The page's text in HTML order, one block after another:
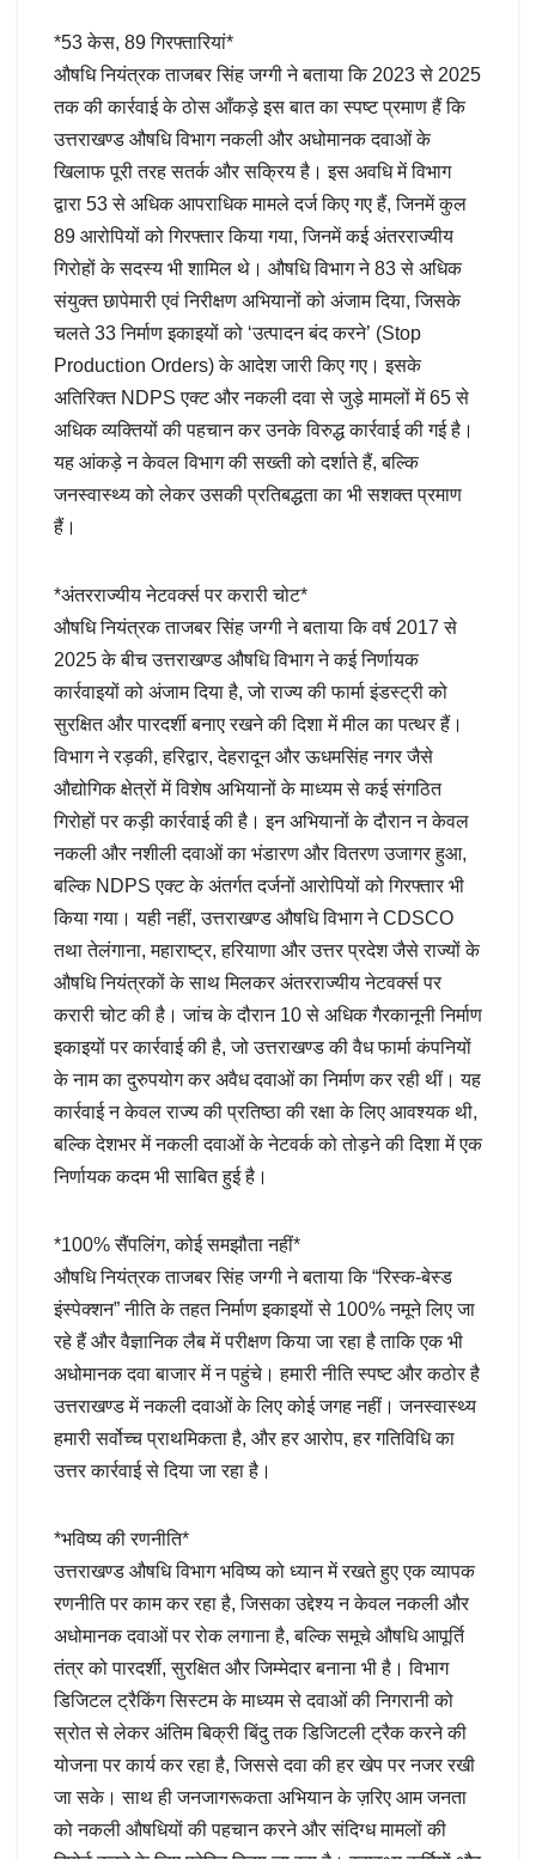
*53 केस, 89 गिरफ्तारियां*
औषधि नियंत्रक ताजबर सिंह जग्गी ने बताया कि 2023 से 2025
तक की कार्रवाई के ठोस आँकड़े इस बात का स्पष्ट प्रमाण हैं कि
उत्तराखण्ड औषधि विभाग नकली और अधोमानक दवाओं के
खिलाफ पूरी तरह सतर्क और सक्रिय है। इस अवधि में विभाग
द्वारा 53 से अधिक आपराधिक मामले दर्ज किए गए हैं, जिनमें कुल
89 आरोपियों को गिरफ्तार किया गया, जिनमें कई अंतरराज्यीय
गिरोहों के सदस्य भी शामिल थे। औषधि विभाग ने 83 से अधिक
संयुक्त छापेमारी एवं निरीक्षण अभियानों को अंजाम दिया, जिसके
चलते 33 निर्माण इकाइयों को ‘उत्पादन बंद करने’ (Stop
Production Orders) के आदेश जारी किए गए। इसके
अतिरिक्त NDPS एक्ट और नकली दवा से जुड़े मामलों में 65 से
अधिक व्यक्तियों की पहचान कर उनके विरुद्ध कार्रवाई की गई है।
यह आंकड़े न केवल विभाग की सख्ती को दर्शाते हैं, बल्कि
जनस्वास्थ्य को लेकर उसकी प्रतिबद्धता का भी सशक्त प्रमाण
हैं।
*अंतरराज्यीय नेटवर्क्स पर करारी चोट*
औषधि नियंत्रक ताजबर सिंह जग्गी ने बताया कि वर्ष 2017 से
2025 के बीच उत्तराखण्ड औषधि विभाग ने कई निर्णायक
कार्रवाइयों को अंजाम दिया है, जो राज्य की फार्मा इंडस्ट्री को
सुरक्षित और पारदर्शी बनाए रखने की दिशा में मील का पत्थर हैं।
विभाग ने रड़की, हरिद्वार, देहरादून और ऊधमसिंह नगर जैसे
औद्योगिक क्षेत्रों में विशेष अभियानों के माध्यम से कई संगठित
गिरोहों पर कड़ी कार्रवाई की है। इन अभियानों के दौरान न केवल
नकली और नशीली दवाओं का भंडारण और वितरण उजागर हुआ,
बल्कि NDPS एक्ट के अंतर्गत दर्जनों आरोपियों को गिरफ्तार भी
किया गया। यही नहीं, उत्तराखण्ड औषधि विभाग ने CDSCO
तथा तेलंगाना, महाराष्ट्र, हरियाणा और उत्तर प्रदेश जैसे राज्यों के
औषधि नियंत्रकों के साथ मिलकर अंतरराज्यीय नेटवर्क्स पर
करारी चोट की है। जांच के दौरान 10 से अधिक गैरकानूनी निर्माण
इकाइयों पर कार्रवाई की है, जो उत्तराखण्ड की वैध फार्मा कंपनियों
के नाम का दुरुपयोग कर अवैध दवाओं का निर्माण कर रही थीं। यह
कार्रवाई न केवल राज्य की प्रतिष्ठा की रक्षा के लिए आवश्यक थी,
बल्कि देशभर में नकली दवाओं के नेटवर्क को तोड़ने की दिशा में एक
निर्णायक कदम भी साबित हुई है।
*100% सैंपलिंग, कोई समझौता नहीं*
औषधि नियंत्रक ताजबर सिंह जग्गी ने बताया कि “रिस्क-बेस्ड
इंस्पेक्शन” नीति के तहत निर्माण इकाइयों से 100% नमूने लिए जा
रहे हैं और वैज्ञानिक लैब में परीक्षण किया जा रहा है ताकि एक भी
अधोमानक दवा बाजार में न पहुंचे। हमारी नीति स्पष्ट और कठोर है
उत्तराखण्ड में नकली दवाओं के लिए कोई जगह नहीं। जनस्वास्थ्य
हमारी सर्वोच्च प्राथमिकता है, और हर आरोप, हर गतिविधि का
उत्तर कार्रवाई से दिया जा रहा है।
*भविष्य की रणनीति*
उत्तराखण्ड औषधि विभाग भविष्य को ध्यान में रखते हुए एक व्यापक
रणनीति पर काम कर रहा है, जिसका उद्देश्य न केवल नकली और
अधोमानक दवाओं पर रोक लगाना है, बल्कि समूचे औषधि आपूर्ति
तंत्र को पारदर्शी, सुरक्षित और जिम्मेदार बनाना भी है। विभाग
डिजिटल ट्रैकिंग सिस्टम के माध्यम से दवाओं की निगरानी को
स्रोत से लेकर अंतिम बिक्री बिंदु तक डिजिटली ट्रैक करने की
योजना पर कार्य कर रहा है, जिससे दवा की हर खेप पर नजर रखी
जा सके। साथ ही जनजागरूकता अभियान के ज़रिए आम जनता
को नकली औषधियों की पहचान करने और संदिग्ध मामलों की